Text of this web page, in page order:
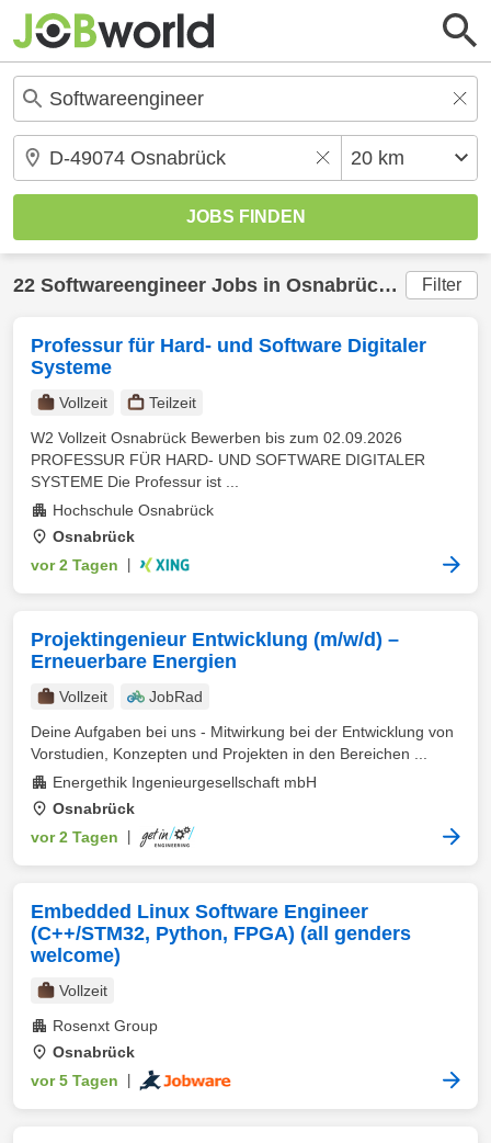
22 Softwareengineer Jobs in Osnabrück (20 km)
Filter
Professur für Hard- und Software Digitaler
Systeme
Vollzeit
Teilzeit
W2 Vollzeit Osnabrück Bewerben bis zum 02.09.2026
PROFESSUR FÜR HARD- UND SOFTWARE DIGITALER
SYSTEME Die Professur ist ...
Hochschule Osnabrück
Osnabrück
vor 2 Tagen
Projektingenieur Entwicklung (m/w/d) –
Erneuerbare Energien
Vollzeit
JobRad
Deine Aufgaben bei uns - Mitwirkung bei der Entwicklung von
Vorstudien, Konzepten und Projekten in den Bereichen ...
Energethik Ingenieurgesellschaft mbH
Osnabrück
vor 2 Tagen
Embedded Linux Software Engineer
(C++/STM32, Python, FPGA) (all genders
welcome)
Vollzeit
Rosenxt Group
Osnabrück
vor 5 Tagen